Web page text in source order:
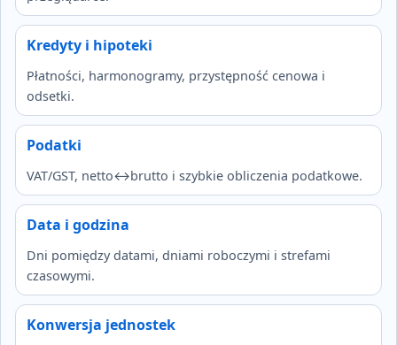
Kredyty i hipoteki
Płatności, harmonogramy, przystępność cenowa i
odsetki.
Podatki
VAT/GST, netto↔brutto i szybkie obliczenia podatkowe.
Data i godzina
Dni pomiędzy datami, dniami roboczymi i strefami
czasowymi.
Konwersja jednostek